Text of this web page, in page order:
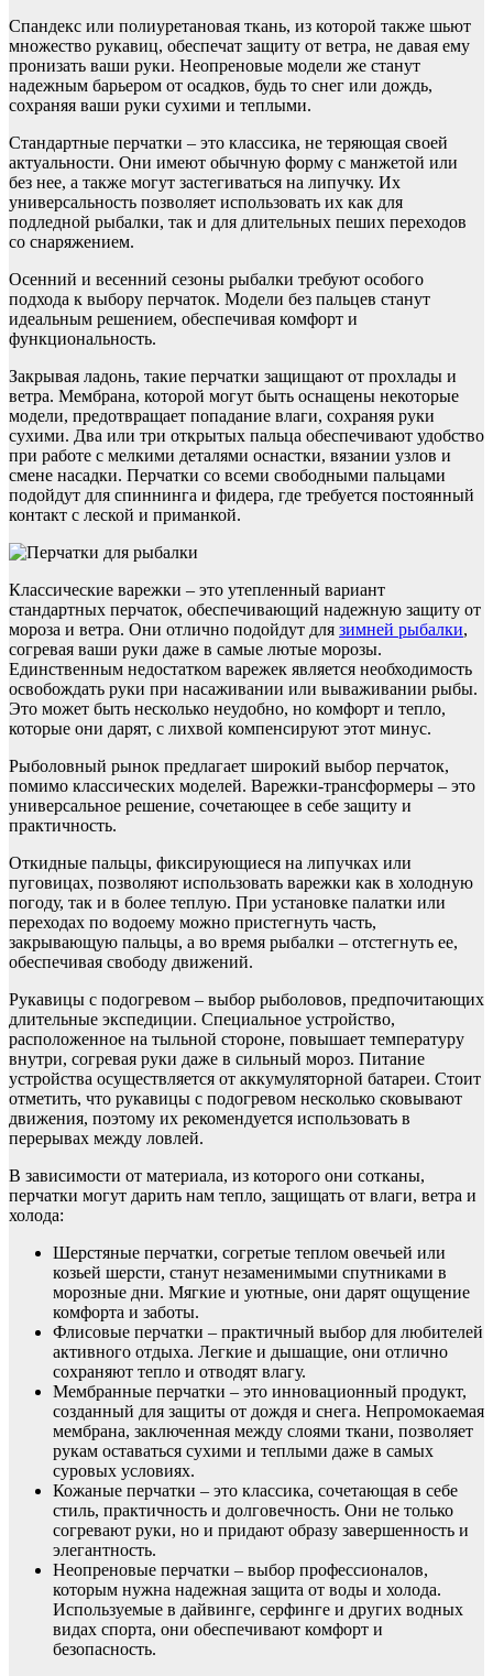
Спандекс или полиуретановая ткань, из которой также шьют
множество рукавиц, обеспечат защиту от ветра, не давая ему
пронизать ваши руки. Неопреновые модели же станут
надежным барьером от осадков, будь то снег или дождь,
сохраняя ваши руки сухими и теплыми.
Стандартные перчатки – это классика, не теряющая своей
актуальности. Они имеют обычную форму с манжетой или
без нее, а также могут застегиваться на липучку. Их
универсальность позволяет использовать их как для
подледной рыбалки, так и для длительных пеших переходов
со снаряжением.
Осенний и весенний сезоны рыбалки требуют особого
подхода к выбору перчаток. Модели без пальцев станут
идеальным решением, обеспечивая комфорт и
функциональность.
Закрывая ладонь, такие перчатки защищают от прохлады и
ветра. Мембрана, которой могут быть оснащены некоторые
модели, предотвращает попадание влаги, сохраняя руки
сухими. Два или три открытых пальца обеспечивают удобство
при работе с мелкими деталями оснастки, вязании узлов и
смене насадки. Перчатки со всеми свободными пальцами
подойдут для спиннинга и фидера, где требуется постоянный
контакт с леской и приманкой.
Классические варежки – это утепленный вариант
стандартных перчаток, обеспечивающий надежную защиту от
мороза и ветра. Они отлично подойдут для зимней рыбалки,
согревая ваши руки даже в самые лютые морозы.
Единственным недостатком варежек является необходимость
освобождать руки при насаживании или вываживании рыбы.
Это может быть несколько неудобно, но комфорт и тепло,
которые они дарят, с лихвой компенсируют этот минус.
Рыболовный рынок предлагает широкий выбор перчаток,
помимо классических моделей. Варежки-трансформеры – это
универсальное решение, сочетающее в себе защиту и
практичность.
Откидные пальцы, фиксирующиеся на липучках или
пуговицах, позволяют использовать варежки как в холодную
погоду, так и в более теплую. При установке палатки или
переходах по водоему можно пристегнуть часть,
закрывающую пальцы, а во время рыбалки – отстегнуть ее,
обеспечивая свободу движений.
Рукавицы с подогревом – выбор рыболовов, предпочитающих
длительные экспедиции. Специальное устройство,
расположенное на тыльной стороне, повышает температуру
внутри, согревая руки даже в сильный мороз. Питание
устройства осуществляется от аккумуляторной батареи. Стоит
отметить, что рукавицы с подогревом несколько сковывают
движения, поэтому их рекомендуется использовать в
перерывах между ловлей.
В зависимости от материала, из которого они сотканы,
перчатки могут дарить нам тепло, защищать от влаги, ветра и
холода:
Шерстяные перчатки, согретые теплом овечьей или
козьей шерсти, станут незаменимыми спутниками в
морозные дни. Мягкие и уютные, они дарят ощущение
комфорта и заботы.
Флисовые перчатки – практичный выбор для любителей
активного отдыха. Легкие и дышащие, они отлично
сохраняют тепло и отводят влагу.
Мембранные перчатки – это инновационный продукт,
созданный для защиты от дождя и снега. Непромокаемая
мембрана, заключенная между слоями ткани, позволяет
рукам оставаться сухими и теплыми даже в самых
суровых условиях.
Кожаные перчатки – это классика, сочетающая в себе
стиль, практичность и долговечность. Они не только
согревают руки, но и придают образу завершенность и
элегантность.
Неопреновые перчатки – выбор профессионалов,
которым нужна надежная защита от воды и холода.
Используемые в дайвинге, серфинге и других водных
видах спорта, они обеспечивают комфорт и
безопасность.